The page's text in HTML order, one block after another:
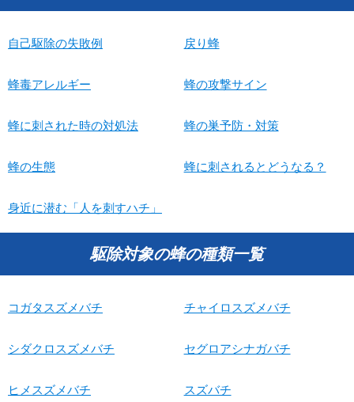
自己駆除の失敗例 戻り蜂
蜂毒アレルギー 蜂の攻撃サイン
蜂に刺された時の対処法 蜂の巣予防・対策
蜂の生態 蜂に刺されるとどうなる？
身近に潜む「人を刺すハチ」
駆除対象の蜂の種類一覧
コガタスズメバチ チャイロスズメバチ
シダクロスズメバチ セグロアシナガバチ
ヒメスズメバチ スズバチ